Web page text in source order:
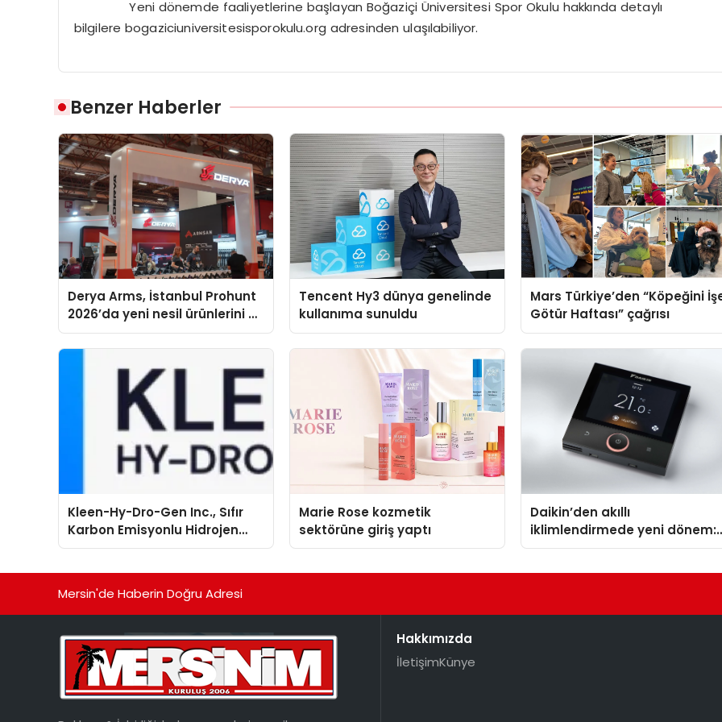
Yeni dönemde faaliyetlerine başlayan Boğaziçi Üniversitesi Spor Okulu hakkında detaylı
bilgilere bogaziciuniversitesisporokulu.org adresinden ulaşılabiliyor.
Benzer Haberler
Derya Arms, İstanbul Prohunt
2026’da yeni nesil ürünlerini ve
global marka vizyonunu
sergiledi
Tencent Hy3 dünya genelinde
kullanıma sunuldu
Mars Türkiye’den “Köpeğini
Götür Haftası” çağrısı
Kleen-Hy-Dro-Gen Inc., Sıfır
Karbon Emisyonlu Hidrojen
Isıtma Teknolojisinde ISO ve
Marie Rose kozmetik
sektörüne giriş yaptı
Daikin’den akıllı
iklimlendirmede yeni dönem:
Madoka Plus Türkiye’de
Mersin'de Haberin Doğru Adresi
Hakkımızda
İletişimKünye